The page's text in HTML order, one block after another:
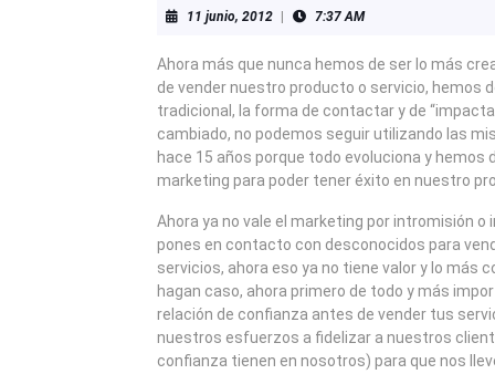
11 junio, 201211
7:37 AM
Ahora más que nunca hemos de ser lo más
de vender nuestro producto o servicio, hemos
tradicional, la forma de contactar y de
cambiado, no podemos seguir utilizando las
hace 15 años porque todo evoluciona y hemos
marketing para poder tener éxito en nuestro
Ahora ya no vale el marketing por intromisión o
pones en contacto con desconocidos para
servicios, ahora eso ya no tiene valor y lo más
hagan caso, ahora primero de todo y más
relación de confianza antes de vender tus
nuestros esfuerzos a fidelizar a nuestros
confianza tienen en nosotros) para que nos